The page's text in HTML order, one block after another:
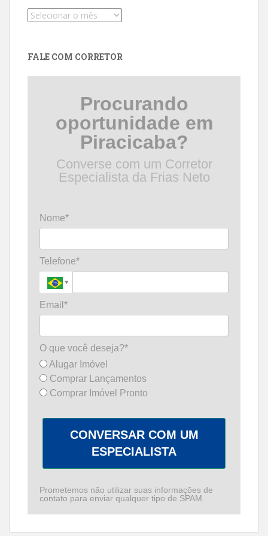
Pesquise
FALE COM CORRETOR
Procurando
oportunidade em
Piracicaba?
Converse com um Corretor
Especialista da Frias Neto
Nome*
Telefone*
Email*
O que você deseja?*
Alugar Imóvel
Comprar Lançamentos
Comprar Imóvel Pronto
CONVERSAR COM UM
ESPECIALISTA
Prometemos não utilizar suas informações de
contato para enviar qualquer tipo de SPAM.